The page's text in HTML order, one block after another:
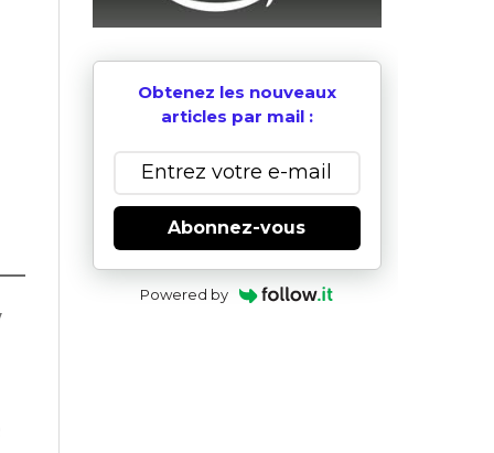
Obtenez les nouveaux
articles par mail :
Abonnez-vous
Powered by